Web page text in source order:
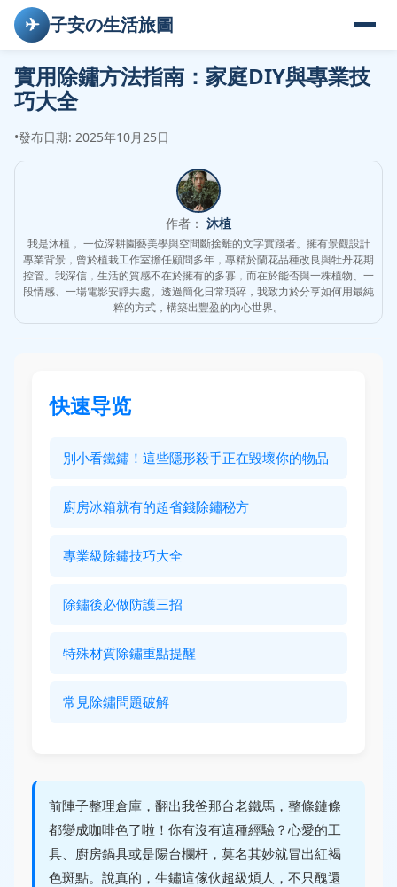
✈ 子安の生活旅圖
實用除鏽方法指南：家庭DIY與專業技
巧大全
•發布日期: 2025年10月25日
作者： 沐植
我是沐植， 一位深耕園藝美學與空間斷捨離的文字實踐者。擁有景觀設計
專業背景，曾於植栽工作室擔任顧問多年，專精於蘭花品種改良與牡丹花期
控管。我深信，生活的質感不在於擁有的多寡，而在於能否與一株植物、一
段情感、一場電影安靜共處。透過簡化日常瑣碎，我致力於分享如何用最純
粹的方式，構築出豐盈的內心世界。
快速导览
別小看鐵鏽！這些隱形殺手正在毀壞你的物品
廚房冰箱就有的超省錢除鏽秘方
專業級除鏽技巧大全
除鏽後必做防護三招
特殊材質除鏽重點提醒
常見除鏽問題破解
前陣子整理倉庫，翻出我爸那台老鐵馬，整條鏈條
都變成咖啡色了啦！你有沒有這種經驗？心愛的工
具、廚房鍋具或是陽台欄杆，莫名其妙就冒出紅褐
色斑點。說真的，生鏽這傢伙超級煩人，不只醜還